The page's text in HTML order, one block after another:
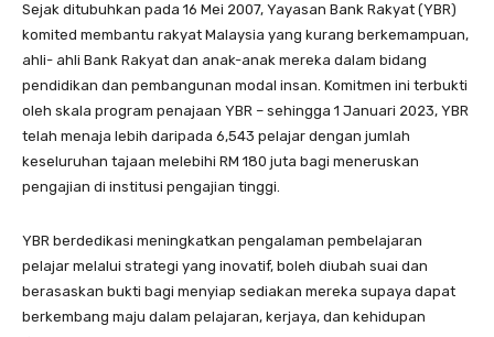
Sejak ditubuhkan pada 16 Mei 2007, Yayasan Bank Rakyat (YBR)
komited membantu rakyat Malaysia yang kurang berkemampuan,
ahli- ahli Bank Rakyat dan anak-anak mereka dalam bidang
pendidikan dan pembangunan modal insan. Komitmen ini terbukti
oleh skala program penajaan YBR – sehingga 1 Januari 2023, YBR
telah menaja lebih daripada 6,543 pelajar dengan jumlah
keseluruhan tajaan melebihi RM 180 juta bagi meneruskan
pengajian di institusi pengajian tinggi.
YBR berdedikasi meningkatkan pengalaman pembelajaran
pelajar melalui strategi yang inovatif, boleh diubah suai dan
berasaskan bukti bagi menyiap sediakan mereka supaya dapat
berkembang maju dalam pelajaran, kerjaya, dan kehidupan